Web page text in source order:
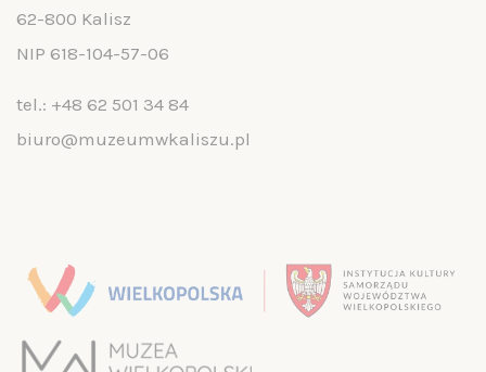
62-800 Kalisz
NIP 618-104-57-06
tel.: +48 62 501 34 84
biuro@muzeumwkaliszu.pl